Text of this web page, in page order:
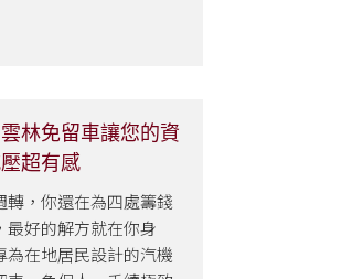
林免留車讓您的資
超有感
轉，你還在為四處籌錢
最好的解方就在你身
在地居民設計的汽機